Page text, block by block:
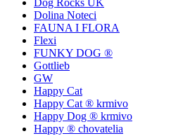
Dog Rocks UK
Dolina Noteci
FAUNA I FLORA
Flexi
FUNKY DOG ®
Gottlieb
GW
Happy Cat
Happy Cat ® krmivo
Happy Dog ® krmivo
Happy ® chovatelia